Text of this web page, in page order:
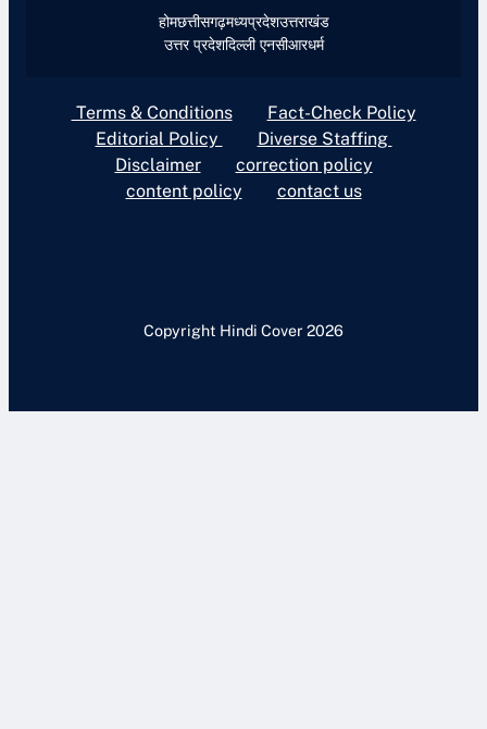
होमछत्तीसगढ़मध्यप्रदेशउत्तराखंड
उत्तर प्रदेशदिल्ली एनसीआरधर्म
Terms & Conditions
Fact-Check Policy
Editorial Policy
Diverse Staffing
Disclaimer
correction policy
content policy
contact us
Copyright Hindi Cover 2026